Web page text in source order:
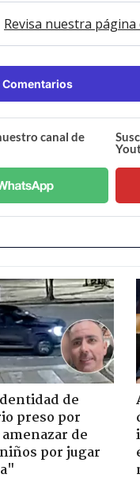
Revisa nuestra
canal de
de
preso por
de
por jugar